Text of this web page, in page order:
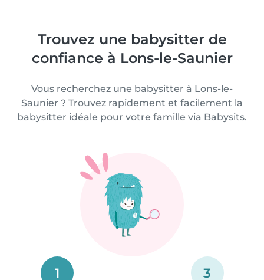
Trouvez une babysitter de
confiance à Lons-le-Saunier
Vous recherchez une babysitter à Lons-le-
Saunier ? Trouvez rapidement et facilement la
babysitter idéale pour votre famille via Babysits.
1 3